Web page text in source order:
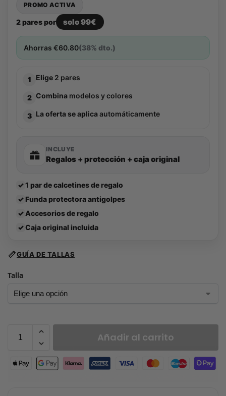
PROMO ACTIVA
2 pares por solo 99€
Ahorras €60.80(38% dto.)
1 Elige 2 pares
2 Combina modelos y colores
3 La oferta se aplicaautomáticamente
INCLUYE
Regalos + protección + caja original
✓1 par de calcetines de regalo
✓ Funda protectora antigolpes
✓ Accesorios de regalo
✓Caja original incluida
GUÍA DE TALLAS
Talla
Añadir al carrito